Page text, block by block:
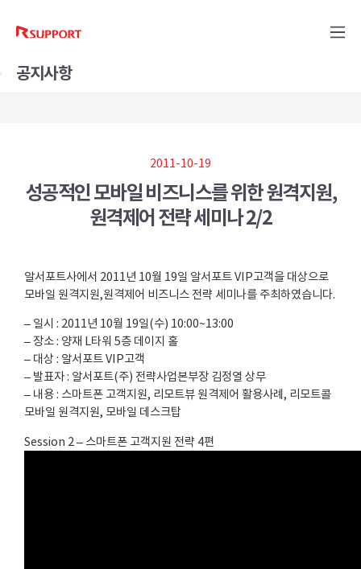
공지사항
2011-10-19
성공적인 모바일 비즈니스를 위한 원격지원,
원격제어 전략 세미나 2/2
알서포트사에서 2011년 10월 19일 알서포트 VIP고객을 대상으로
모바일 원격지원,원격제어 비즈니스 전략 세미나를 주최하였습니다.
– 일시 : 2011년 10월 19일(수) 10:00~13:00
– 장소 : 양재 L타워 5층 데이지 홀
– 대상 : 알서포트 VIP고객
– 발표자 : 알서포트(주) 전략사업본부장 김정열 상무
– 내용 : 스마트폰 고객지원, 리모트뷰 원격제어 활용사례, 리모트콜
모바일 원격지원, 모바일 데스크탑
Session 2 – 스마트폰 고객지원 전략 4편